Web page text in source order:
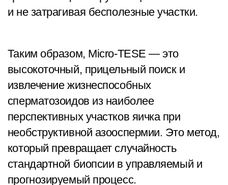
и не затрагивая бесполезные участки.
Таким образом, Micro-TESE — это
высокоточный, прицельный поиск и
извлечение жизнеспособных
сперматозоидов из наиболее
перспективных участков яичка при
необструктивной азооспермии. Это метод,
который превращает случайность
стандартной биопсии в управляемый и
прогнозируемый процесс.